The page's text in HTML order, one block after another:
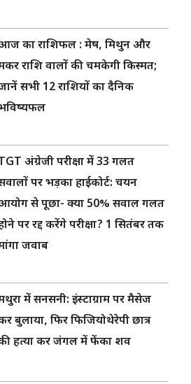
का राशिफल : मेष, मिथुन और
राशि वालों की चमकेगी किस्मत;
सभी 12 राशियों का दैनिक
अंग्रेजी परीक्षा में 33 गलत
पर भड़का हाईकोर्ट: चयन
से पूछा- क्या 50% सवाल गलत
पर रद्द करेंगे परीक्षा? 1 सितंबर तक
जवाब
में सनसनी: इंस्टाग्राम पर मैसेज
बुलाया, फिर फिजियोथेरेपी छात्र
हत्या कर जंगल में फेंका शव